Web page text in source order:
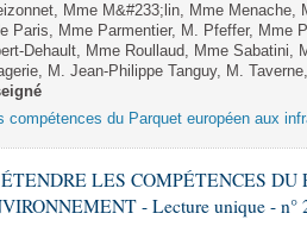
Mme M&#233;lin, Mme Menache,
Paris, Mme Parmentier, M. Pfeffer, Mme
Dehault, Mme Roullaud, Mme
M. Jean-Philippe Tanguy, M.
compétences du Parquet européen aux
ÉTENDRE LES COMPÉTENCES
- Lecture unique - n°